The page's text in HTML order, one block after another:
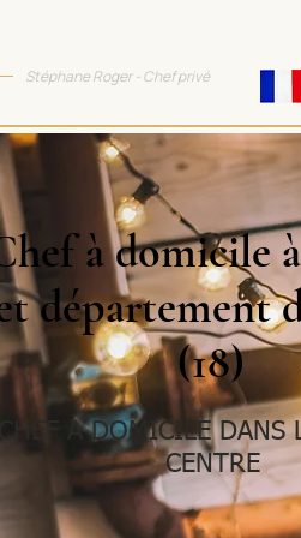
Stéphane Roger - Chef privé
à domicile
département
(18)
A DOMICILE DANS
CENTRE